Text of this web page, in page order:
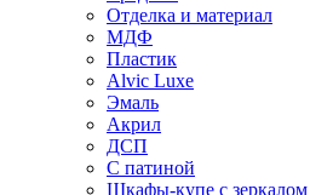
Отделка и материал
МДФ
Пластик
Alvic Luxe
Эмаль
Акрил
ДСП
С патиной
Шкафы-купе с зеркалом